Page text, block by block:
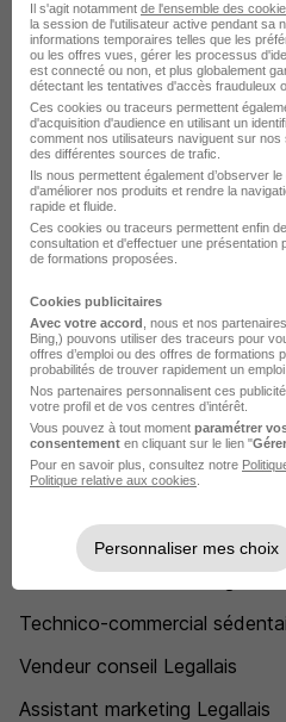
L'emploi chez
Legallais Caen
Legallais Échirolles
Legallais Épron
Legallais Strasbourg
Legallais Tours
Voir plus
Voir toutes les offres par ville
Postuler chez
Technico-commercial
Vendeur conseil Legallais
Assistant marketing Legallais
Il s'agit notamment de l'ensemble des
la session de l'utilisateur active pendant sa
informations temporaires telles que les
ou les offres vues, gérer les processus
est connecté ou non, et plus globalement
détectant les tentatives d'accès frauduleux
Ces cookies ou traceurs permettent
d'acquisition d'audience en utilisant un
comment nos utilisateurs naviguent sur
des différentes sources de trafic.
Ils nous permettent également d’observer
d'améliorer nos produits et rendre la
rapide et fluide.
Ces cookies ou traceurs permettent enfin
consultation et d'effectuer une présentation
de formations proposées.
Cookies publicitaires
Avec votre accord , nous et nos
Bing,) pouvons utiliser des traceurs pour
offres d’emploi ou des offres de formations
probabilités de trouver rapidement un
Nos partenaires personnalisent ces
votre profil et de vos centres d’intérêt.
Vous pouvez à tout moment paramétrer
consentement en cliquant sur le lien "
Pour en savoir plus, consultez notre
Politique relative aux cookies
Personnaliser mes choix